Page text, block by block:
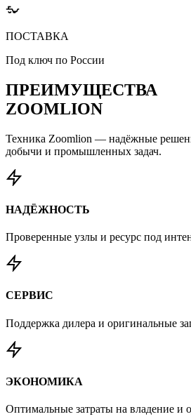
ПОСТАВКА
Под ключ по России
ПРЕИМУЩЕСТВА
ZOOMLION
Техника Zoomlion — надёжные
добычи и промышленных задач.
НАДЁЖНОСТЬ
Проверенные узлы и ресурс под
СЕРВИС
Поддержка дилера и оригинальные
ЭКОНОМИКА
Оптимальные затраты на владение и